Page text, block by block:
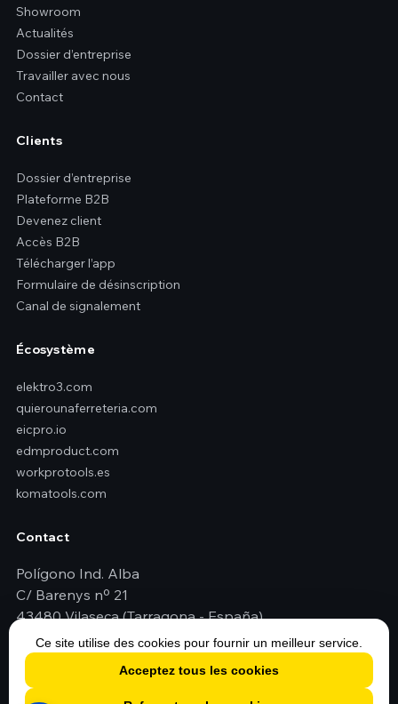
Showroom
Actualités
Dossier d’entreprise
Travailler avec nous
Contact
Clients
Dossier d’entreprise
Plateforme B2B
Devenez client
Accès B2B
Télécharger l’app
Formulaire de désinscription
Canal de signalement
Écosystème
elektro3.com
quierounaferreteria.com
eicpro.io
edmproduct.com
workprotools.es
komatools.com
Contact
Polígono Ind. Alba
C/ Barenys nº 21
43480 Vilaseca (Tarragona - España)
+34 977 79 29 45
elektro3@elektro3.com
Ce site utilise des cookies pour fournir un meilleur service.
Acceptez tous les cookies